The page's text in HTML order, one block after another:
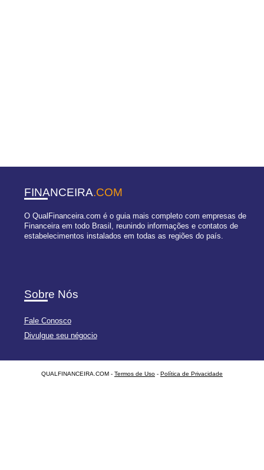
FINANCEIRA.COM
O QualFinanceira.com é o guia mais completo com empresas de
Financeira em todo Brasil, reunindo informações e contatos de
estabelecimentos instalados em todas as regiões do país.
Sobre Nós
Fale Conosco
Divulgue seu négocio
QUALFINANCEIRA.COM - Termos de Uso - Política de Privacidade